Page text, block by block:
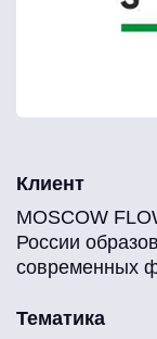
Клиент
MOSCOW
России
современных
Тематика